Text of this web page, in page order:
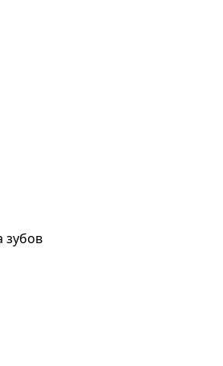
зубов